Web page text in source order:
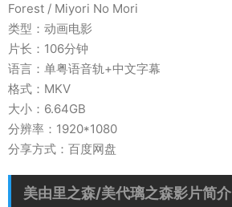
Forest / Miyori No Mori
类型：动画电影
片长：106分钟
语言：单粤语音轨+中文字幕
格式：MKV
大小：6.64GB
分辨率：1920*1080
分享方式：百度网盘
美由里之森/美代璃之森影片简介